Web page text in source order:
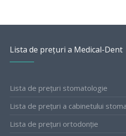
Lista de prețuri a Medical-Dent
Lista de prețuri stomatologie
Lista de prețuri a cabinetului
Lista de prețuri ortodonție